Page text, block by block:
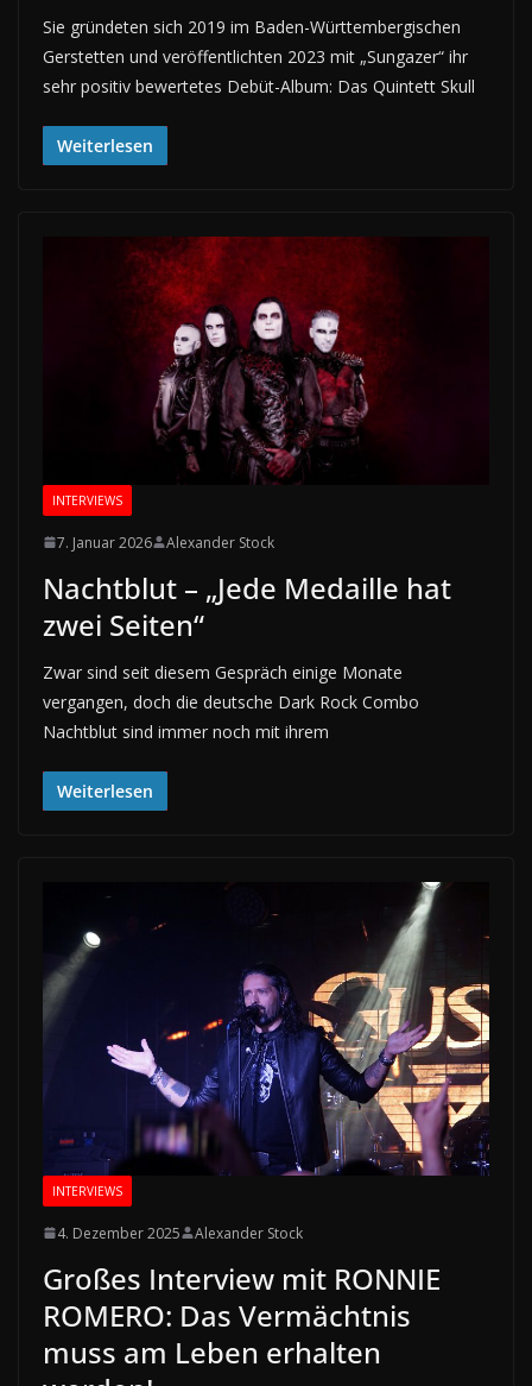
Sie gründeten sich 2019 im Baden-Württembergischen
Gerstetten und veröffentlichten 2023 mit „Sungazer“ ihr
sehr positiv bewertetes Debüt-Album: Das Quintett Skull
Weiterlesen
INTERVIEWS
7. Januar 2026 Alexander Stock
Nachtblut – „Jede Medaille hat
zwei Seiten“
Zwar sind seit diesem Gespräch einige Monate
vergangen, doch die deutsche Dark Rock Combo
Nachtblut sind immer noch mit ihrem
Weiterlesen
INTERVIEWS
4. Dezember 2025 Alexander Stock
Großes Interview mit RONNIE
ROMERO: Das Vermächtnis
muss am Leben erhalten